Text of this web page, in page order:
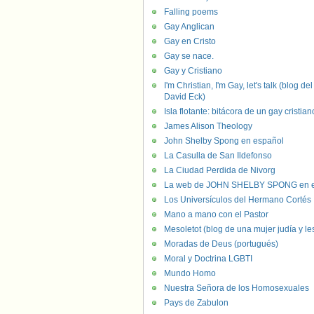
Falling poems
Gay Anglican
Gay en Cristo
Gay se nace.
Gay y Cristiano
I'm Christian, I'm Gay, let's talk (blog del
David Eck)
Isla flotante: bitácora de un gay
James Alison Theology
John Shelby Spong en español
La Casulla de San Ildefonso
La Ciudad Perdida de Nivorg
La web de JOHN SHELBY SPONG en
Los Universículos del Hermano Cortés
Mano a mano con el Pastor
Mesoletot (blog de una mujer judía y
Moradas de Deus (portugués)
Moral y Doctrina LGBTI
Mundo Homo
Nuestra Señora de los Homosexuales
Pays de Zabulon